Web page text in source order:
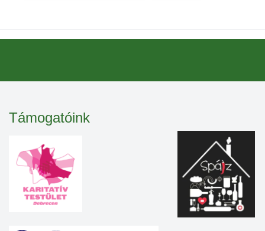
Támogatóink